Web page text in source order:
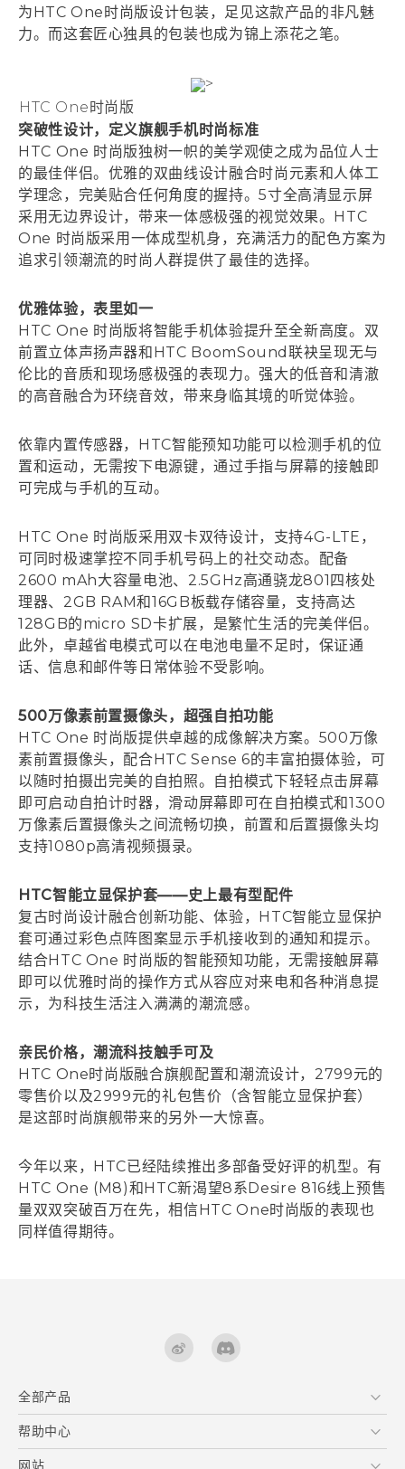
为HTC One时尚版设计包装，足见这款产品的非凡魅
力。而这套匠心独具的包装也成为锦上添花之笔。
>
HTC One时尚版
突破性设计，定义旗舰手机时尚标准
HTC One 时尚版独树一帜的美学观使之成为品位人士
的最佳伴侣。优雅的双曲线设计融合时尚元素和人体工
学理念，完美贴合任何角度的握持。5寸全高清显示屏
采用无边界设计，带来一体感极强的视觉效果。HTC
One 时尚版采用一体成型机身，充满活力的配色方案为
追求引领潮流的时尚人群提供了最佳的选择。
优雅体验，表里如一
HTC One 时尚版将智能手机体验提升至全新高度。双
前置立体声扬声器和HTC BoomSound联袂呈现无与
伦比的音质和现场感极强的表现力。强大的低音和清澈
的高音融合为环绕音效，带来身临其境的听觉体验。
依靠内置传感器，HTC智能预知功能可以检测手机的位
置和运动，无需按下电源键，通过手指与屏幕的接触即
可完成与手机的互动。
HTC One 时尚版采用双卡双待设计，支持4G-LTE，
可同时极速掌控不同手机号码上的社交动态。配备
2600 mAh大容量电池、2.5GHz高通骁龙801四核处
理器、2GB RAM和16GB板载存储容量，支持高达
128GB的micro SD卡扩展，是繁忙生活的完美伴侣。
此外，卓越省电模式可以在电池电量不足时，保证通
话、信息和邮件等日常体验不受影响。
500万像素前置摄像头，超强自拍功能
HTC One 时尚版提供卓越的成像解决方案。500万像
素前置摄像头，配合HTC Sense 6的丰富拍摄体验，可
以随时拍摄出完美的自拍照。自拍模式下轻轻点击屏幕
即可启动自拍计时器，滑动屏幕即可在自拍模式和1300
万像素后置摄像头之间流畅切换，前置和后置摄像头均
支持1080p高清视频摄录。
HTC智能立显保护套——史上最有型配件
复古时尚设计融合创新功能、体验，HTC智能立显保护
套可通过彩色点阵图案显示手机接收到的通知和提示。
结合HTC One 时尚版的智能预知功能，无需接触屏幕
即可以优雅时尚的操作方式从容应对来电和各种消息提
示，为科技生活注入满满的潮流感。
亲民价格，潮流科技触手可及
HTC One时尚版融合旗舰配置和潮流设计，2799元的
零售价以及2999元的礼包售价（含智能立显保护套）
是这部时尚旗舰带来的另外一大惊喜。
今年以来，HTC已经陆续推出多部备受好评的机型。有
HTC One (M8)和HTC新渴望8系Desire 816线上预售
量双双突破百万在先，相信HTC One时尚版的表现也
同样值得期待。
全部产品
区块链智能手机
VIVE
帮助中心
在线客服
网站